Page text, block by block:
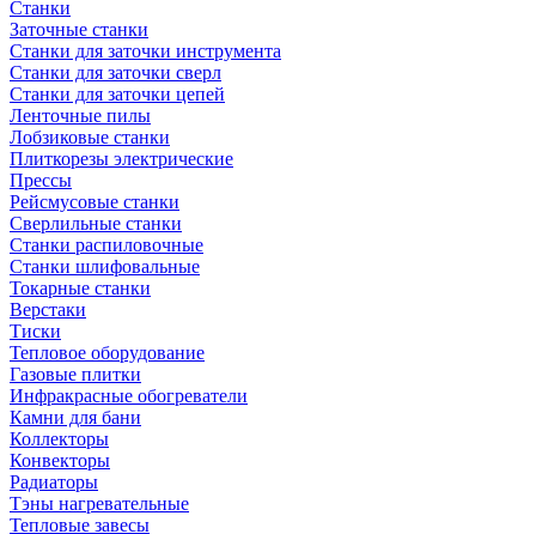
Станки
Заточные станки
Станки для заточки инструмента
Станки для заточки сверл
Станки для заточки цепей
Ленточные пилы
Лобзиковые станки
Плиткорезы электрические
Прессы
Рейсмусовые станки
Сверлильные станки
Станки распиловочные
Станки шлифовальные
Токарные станки
Верстаки
Тиски
Тепловое оборудование
Газовые плитки
Инфракрасные обогреватели
Камни для бани
Коллекторы
Конвекторы
Радиаторы
Тэны нагревательные
Тепловые завесы